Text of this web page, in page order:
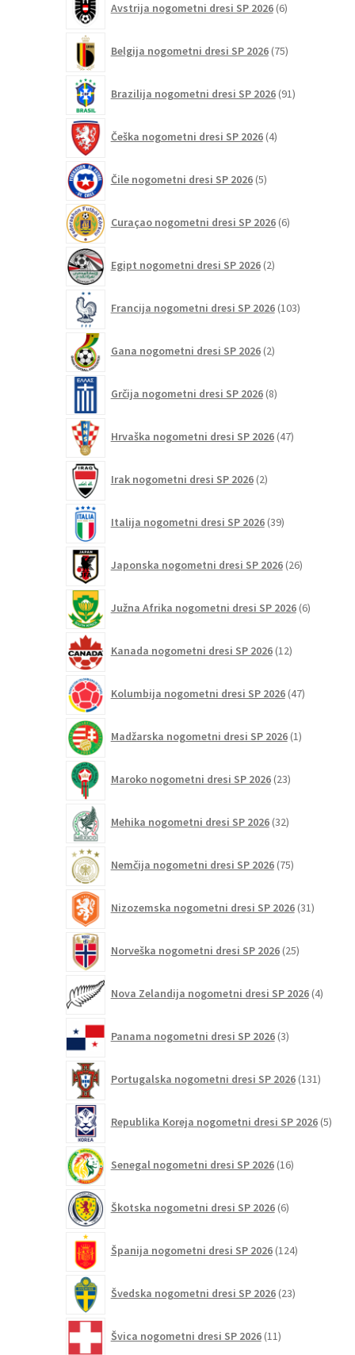
Avstrija nogometni dresi SP 2026 6izdelkov
Belgija nogometni dresi SP 2026 75izdelkov
Brazilija nogometni dresi SP 2026 91izdelkov
Češka nogometni dresi SP 2026 4izdelki
Čile nogometni dresi SP 2026 5izdelkov
Curaçao nogometni dresi SP 2026 6izdelkov
Egipt nogometni dresi SP 2026 2izdelka
Francija nogometni dresi SP 2026 103izdelki
Gana nogometni dresi SP 2026 2izdelka
Grčija nogometni dresi SP 2026 8izdelkov
Hrvaška nogometni dresi SP 2026 47izdelkov
Irak nogometni dresi SP 2026 2izdelka
Italija nogometni dresi SP 2026 39izdelkov
Japonska nogometni dresi SP 2026 26izdelkov
Južna Afrika nogometni dresi SP 2026 6izdelkov
Kanada nogometni dresi SP 2026 12izdelkov
Kolumbija nogometni dresi SP 2026 47izdelkov
Madžarska nogometni dresi SP 2026 1izdelek
Maroko nogometni dresi SP 2026 23izdelkov
Mehika nogometni dresi SP 2026 32izdelkov
Nemčija nogometni dresi SP 2026 75izdelkov
Nizozemska nogometni dresi SP 2026 31izdelkov
Norveška nogometni dresi SP 2026 25izdelkov
Nova Zelandija nogometni dresi SP 2026 4izdelki
Panama nogometni dresi SP 2026 3izdelki
Portugalska nogometni dresi SP 2026 131
Republika Koreja nogometni dresi SP 2026 5
Senegal nogometni dresi SP 2026 16izdelkov
Škotska nogometni dresi SP 2026 6izdelkov
Španija nogometni dresi SP 2026 124izdelkov
Švedska nogometni dresi SP 2026 23izdelkov
Švica nogometni dresi SP 2026 11izdelkov